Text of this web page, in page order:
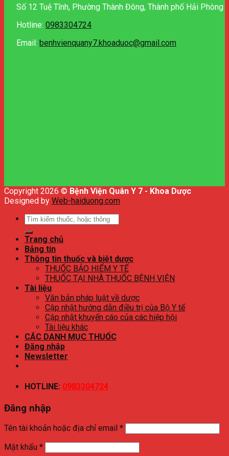
Số 12 Tuệ Tĩnh, Phường Thành Đông, Thành phố Hải Phòng
Hotline: 0983304724
Email: benhvienquany7.khoaduoc@gmail.com
Copyright 2026 © Bệnh Viện Quân Y 7 - Khoa Dược
Designed by Web-haiduong.com
Tìm
kiếm:
Trang chủ
Bảng tin
Thông tin thuốc và biệt dược
THUỐC BẢO HIỂM Y TẾ
THUỐC TẠI NHÀ THUỐC BỆNH VIỆN
Tài liệu
Văn bản pháp luật về dược
Cập nhật hướng dẫn điều trị của Bộ Y tế
Cập nhật khuyến cáo của các hiệp hội
Tài liệu khác
CÁC DANH MỤC THUỐC
Đăng nhập
Newsletter
HOTLINE: 0983304724
Đăng nhập
Tên tài khoản hoặc địa chỉ email *
Mật khẩu *